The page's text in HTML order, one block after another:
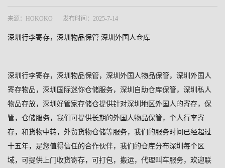
来源：HOKOKO 发布时间：2025-7-14
深圳行李寄存，深圳物品保管 深圳外国人仓库
深圳行李寄存，深圳物品保管，深圳外国人物品保管，深圳外国人
寄存物品，深圳国际迷你仓储服务，深圳自助仓库保管，深圳私人
物品存放，深圳好管家存储仓提供针对深圳地区外国人的寄存，保
管，仓储服务，我们可提供长期的外国人物品保管，个人行李寄
存，和货物中转，外贸货物仓储等服务，我们的服务时间已经超过
十五年，是您值得信任的合作伙伴，我们的仓库分布深圳每个区
域，可提供上门收货寄存，可打包，搬运，代理叫车服务，欢迎联